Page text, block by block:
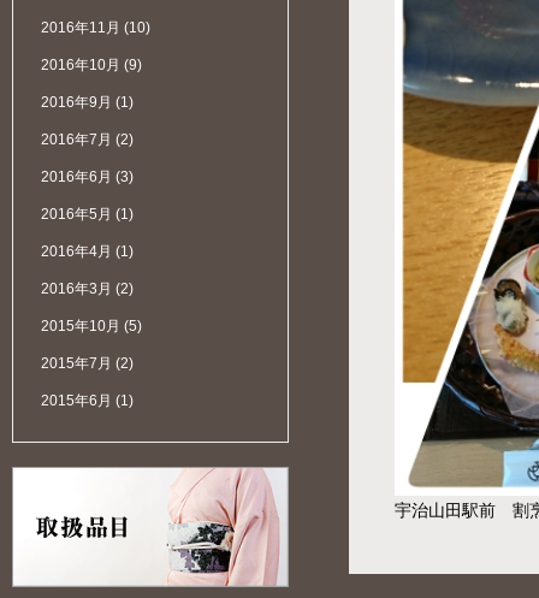
2016年11月 (10)
2016年10月 (9)
2016年9月 (1)
2016年7月 (2)
2016年6月 (3)
2016年5月 (1)
2016年4月 (1)
2016年3月 (2)
2015年10月 (5)
2015年7月 (2)
2015年6月 (1)
宇治山田駅前 割